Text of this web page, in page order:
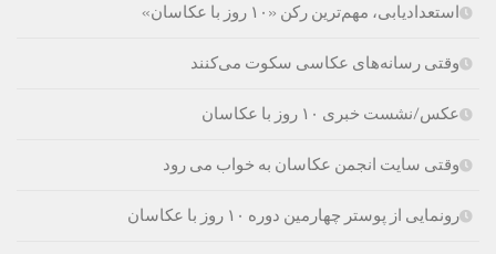
استعدادیابی، مهم‌ترین رکن «۱۰ روز با عکاسان»
وقتی رسانه‌های عکاسی سکوت می‌کنند
عکس/نشست خبری ۱۰ روز با عکاسان
وقتی سایت انجمن عکاسان به خواب می رود
رونمایی از پوستر چهارمین دوره ۱۰ روز با عکاسان